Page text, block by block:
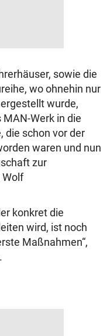
sowie die
wo ohnehin nur
wurde,
Werk in die
die schon vor der
waren und nun
zur
Wolf
konkret die
wird, ist noch
Maßnahmen“,